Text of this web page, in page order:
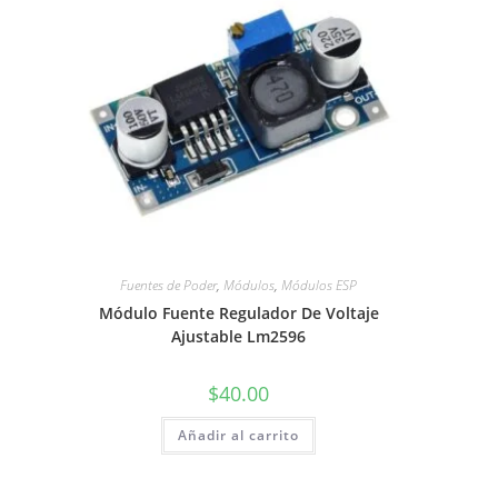
Fuentes de Poder, Módulos, Módulos ESP
Módulo Fuente Regulador De Voltaje
Ajustable Lm2596
$40.00
Añadir al carrito